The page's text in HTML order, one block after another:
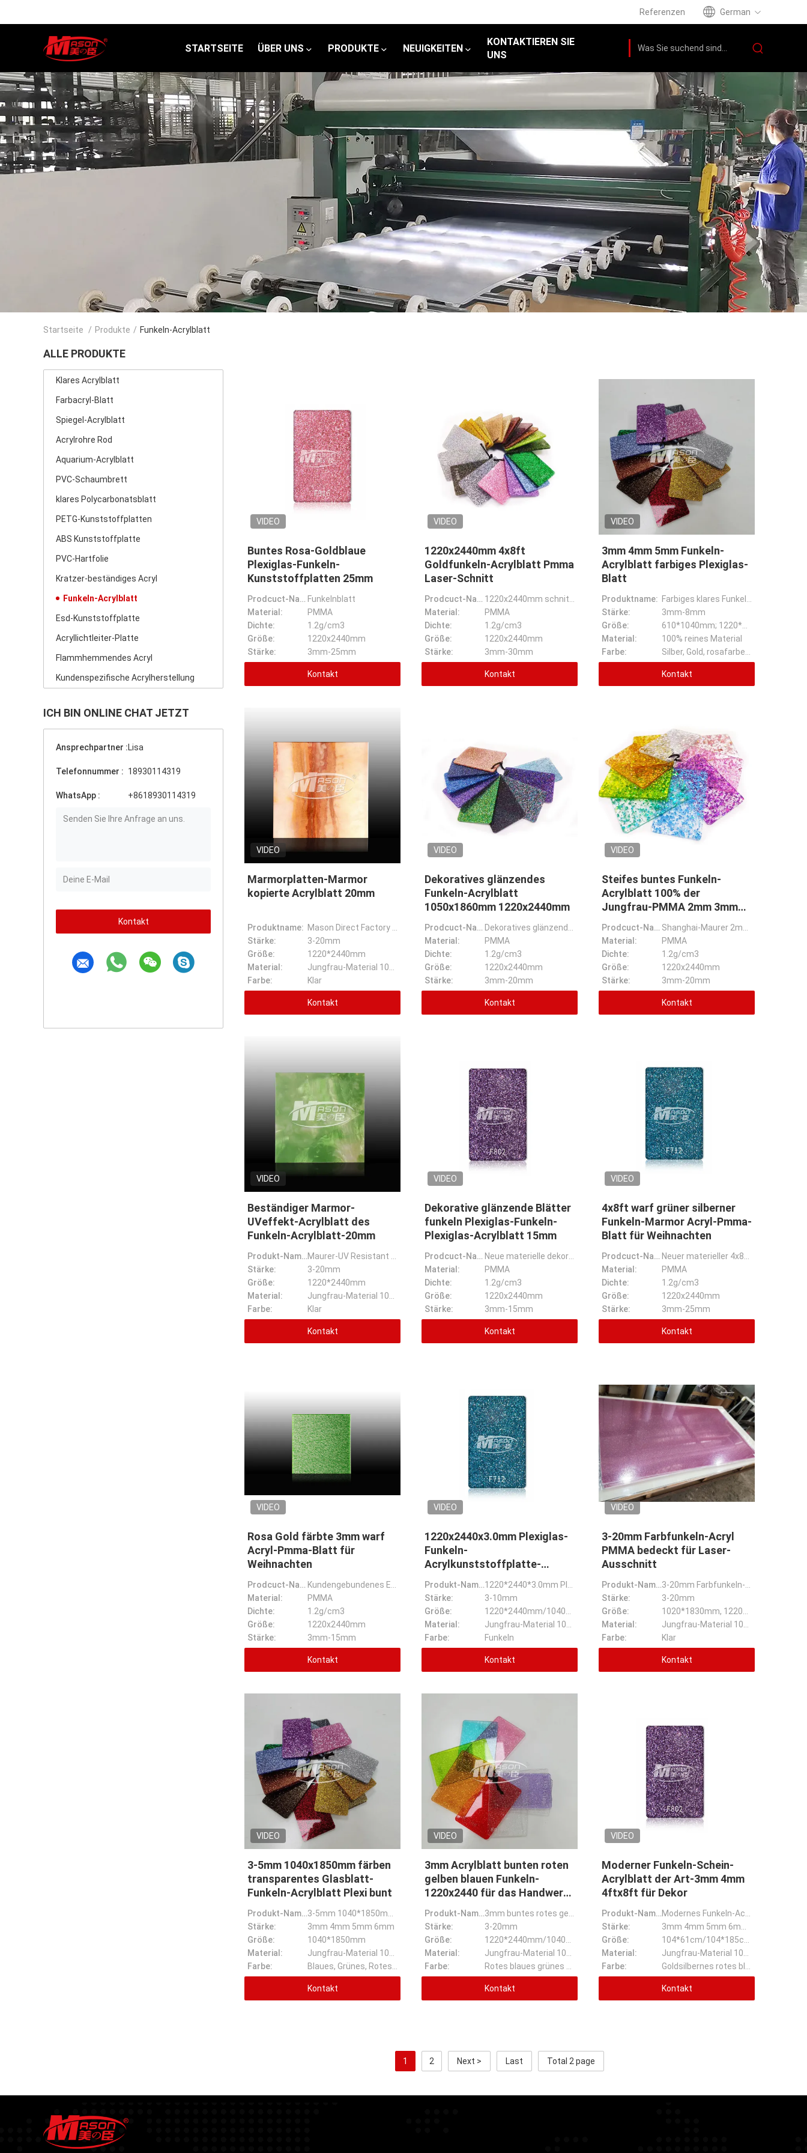
Referenzen German
STARTSEITE ÜBER UNS PRODUKTE NEUIGKEITEN
KONTAKTIEREN SIE
UNS
Startseite / Produkte / Funkeln-Acrylblatt
ALLE PRODUKTE
Klares Acrylblatt
Farbacryl-Blatt
Spiegel-Acrylblatt
Acrylrohre Rod
Aquarium-Acrylblatt
PVC-Schaumbrett
klares Polycarbonatsblatt
PETG-Kunststoffplatten
ABS Kunststoffplatte
PVC-Hartfolie
Kratzer-beständiges Acryl
Funkeln-Acrylblatt
Esd-Kunststoffplatte
Acryllichtleiter-Platte
Flammhemmendes Acryl
Kundenspezifische Acrylherstellung
ICH BIN ONLINE CHAT JETZT
Ansprechpartner :Lisa
Telefonnummer : 18930114319
WhatsApp : +8618930114319
Kontakt
VIDEO
Buntes Rosa-Goldblaue
Plexiglas-Funkeln-
Kunststoffplatten 25mm
Prodcuct-Name: Funkelnblatt
Material:
PMMA
Dichte:
1.2g/cm3
Größe:
1220x2440mm
Stärke:
3mm-25mm
Kontakt
VIDEO
1220x2440mm 4x8ft
Goldfunkeln-Acrylblatt Pmma
Laser-Schnitt
Prodcuct-Name:
Material:
PMMA
Dichte:
1.2g/cm3
Größe:
1220x2440mm
Stärke:
3mm-30mm
Kontakt
VIDEO
3mm 4mm 5mm Funkeln-
Acrylblatt farbiges Plexiglas-
Blatt
Produktname:
Stärke:
3mm-8mm
Größe:
Material:
100% reines Material
Farbe:
Kontakt
VIDEO
Marmorplatten-Marmor
kopierte Acrylblatt 20mm
Produktname:
Stärke:
3-20mm
Größe:
1220*2440mm
Material:
Farbe:
Klar
Kontakt
VIDEO
Dekoratives glänzendes
Funkeln-Acrylblatt
1050x1860mm 1220x2440mm
Prodcuct-Name:
Material:
PMMA
Dichte:
1.2g/cm3
Größe:
1220x2440mm
Stärke:
3mm-20mm
Kontakt
VIDEO
Steifes buntes Funkeln-
Acrylblatt 100% der
Jungfrau-PMMA 2mm 3mm
Prodcuct-Name:
Material:
PMMA
Dichte:
1.2g/cm3
Größe:
1220x2440mm
Stärke:
3mm-20mm
Kontakt
VIDEO
Beständiger Marmor-
UVeffekt-Acrylblatt des
Funkeln-Acrylblatt-20mm
Produkt-Name:
Stärke:
3-20mm
Größe:
1220*2440mm
Material:
Farbe:
Klar
Kontakt
VIDEO
Dekorative glänzende Blätter
funkeln Plexiglas-Funkeln-
Plexiglas-Acrylblatt 15mm
Prodcuct-Name:
Material:
PMMA
Dichte:
1.2g/cm3
Größe:
1220x2440mm
Stärke:
3mm-15mm
Kontakt
VIDEO
4x8ft warf grüner silberner
Funkeln-Marmor Acryl-Pmma-
Blatt für Weihnachten
Prodcuct-Name:
Material:
PMMA
Dichte:
1.2g/cm3
Größe:
1220x2440mm
Stärke:
3mm-25mm
Kontakt
VIDEO
Rosa Gold färbte 3mm warf
Acryl-Pmma-Blatt für
Weihnachten
Prodcuct-Name:
Material:
PMMA
Dichte:
1.2g/cm3
Größe:
1220x2440mm
Stärke:
3mm-15mm
Kontakt
VIDEO
1220x2440x3.0mm Plexiglas-
Funkeln-
Acrylkunststoffplatte-
Produkt-Name:
Stärke:
3-10mm
Größe:
Material:
Farbe:
Funkeln
Kontakt
VIDEO
3-20mm Farbfunkeln-Acryl
PMMA bedeckt für Laser-
Ausschnitt
Produkt-Name:
Stärke:
3-20mm
Größe:
Material:
Farbe:
Klar
Kontakt
VIDEO
3-5mm 1040x1850mm färben
transparentes Glasblatt-
Funkeln-Acrylblatt Plexi bunt
Produkt-Name:
Stärke:
3mm 4mm 5mm 6mm
Größe:
1040*1850mm
Material:
Farbe:
Kontakt
VIDEO
3mm Acrylblatt bunten roten
gelben blauen Funkeln-
1220x2440 für das Handwerk
Produkt-Name:
Stärke:
3-20mm
Größe:
Material:
Farbe:
Kontakt
VIDEO
Moderner Funkeln-Schein-
Acrylblatt der Art-3mm 4mm
4ftx8ft für Dekor
Produkt-Name:
Stärke:
Größe:
Material:
Farbe:
Kontakt
1 2 Next > Last Total 2 page